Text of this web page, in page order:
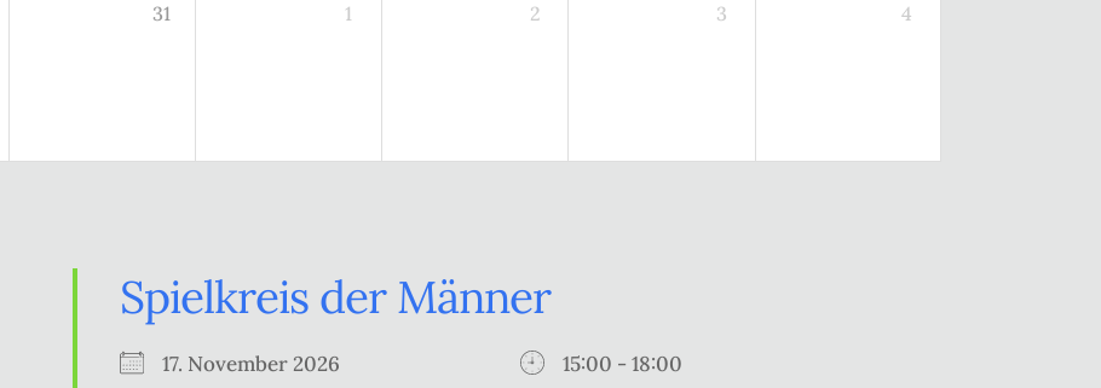
31 1 2 3 4
Spielkreis der Männer
17. November 2026
15:00 - 18:00